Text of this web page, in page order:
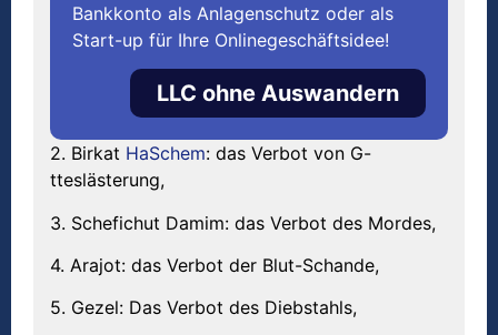
Bankkonto als Anlagenschutz oder als
Start-up für Ihre Onlinegeschäftsidee!
LLC ohne Auswandern
2. Birkat HaSchem: das Verbot von G-
tteslästerung,
3. Schefichut Damim: das Verbot des Mordes,
4. Arajot: das Verbot der Blut-Schande,
5. Gezel: Das Verbot des Diebstahls,